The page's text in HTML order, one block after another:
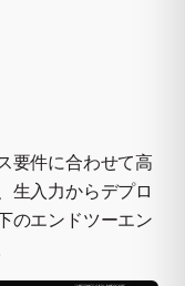
要件に合わせて高
生入力からデプロ
のエンドツーエン